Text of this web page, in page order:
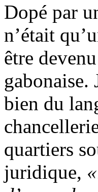
Dopé par
n’était
être
bien du
quartiers
juridique,